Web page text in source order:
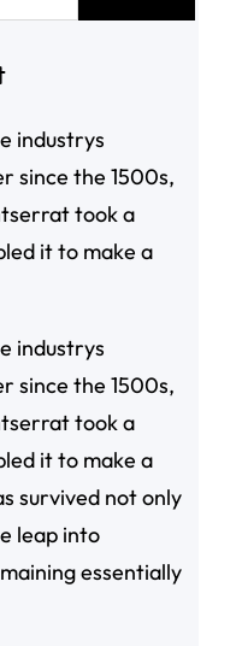
industrys
since the 1500s,
took a
it to make a
industrys
since the 1500s,
took a
it to make a
survived not only
leap into
essentially